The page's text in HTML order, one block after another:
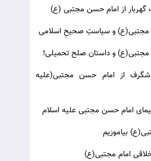
از امام حسن مجتبی (ع)
مجتبی(ع) و سیاستِ صحیحِ اسلامی
و داستان صلح تحمیلی!
شگرف از امام حسن مجتبی(علیه
امام حسن مجتبی علیه اسلام
بیاموزیم
امام مجتبی(ع)